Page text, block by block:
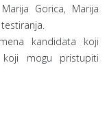
Gorica, Marija
kandidata koji
mogu pristupiti